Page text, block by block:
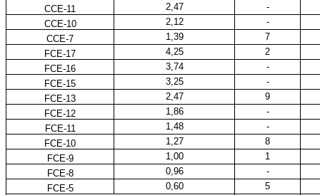
CCE-11
2,47
-
CCE-10
2,12
-
CCE-7
1,39
7
FCE-17
4,25
2
FCE-16
3,74
-
FCE-15
3,25
-
FCE-13
2,47
9
FCE-12
1,86
-
FCE-11
1,48
-
FCE-10
1,27
8
FCE-9
1,00
1
FCE-8
0,96
-
FCE-5
0,60
5